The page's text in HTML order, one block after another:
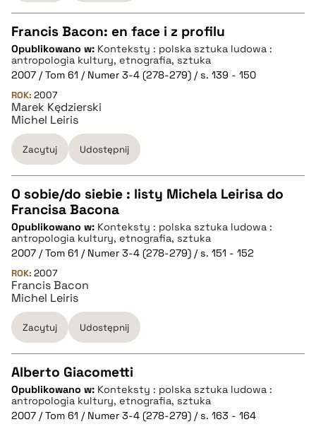
CZYSTY TEKST
pobierz cytat
BIBTEX
Francis Bacon: en face i z profilu
Opublikowano w: Konteksty : polska sztuka ludowa :
antropologia kultury, etnografia, sztuka
2007 / Tom 61 / Numer 3-4 (278-279) / s. 139 - 150
ROK: 2007
Marek Kędzierski
Michel Leiris
Zacytuj Udostępnij
CZYSTY TEKST
pobierz cytat
BIBTEX
pobierz cytat
O sobie/do siebie : listy Michela Leirisa do
Francisa Bacona
Opublikowano w: Konteksty : polska sztuka ludowa :
antropologia kultury, etnografia, sztuka
2007 / Tom 61 / Numer 3-4 (278-279) / s. 151 - 152
ROK: 2007
Francis Bacon
Michel Leiris
Zacytuj Udostępnij
CZYSTY TEKST
Alberto Giacometti
Opublikowano w: Konteksty : polska sztuka ludowa :
antropologia kultury, etnografia, sztuka
2007 / Tom 61 / Numer 3-4 (278-279) / s. 163 - 164